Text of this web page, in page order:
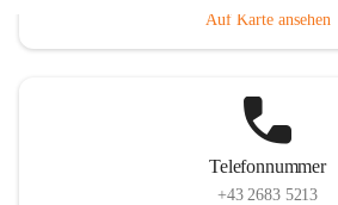
Auf Karte ansehen
Telefonnummer
+43 2683 5213